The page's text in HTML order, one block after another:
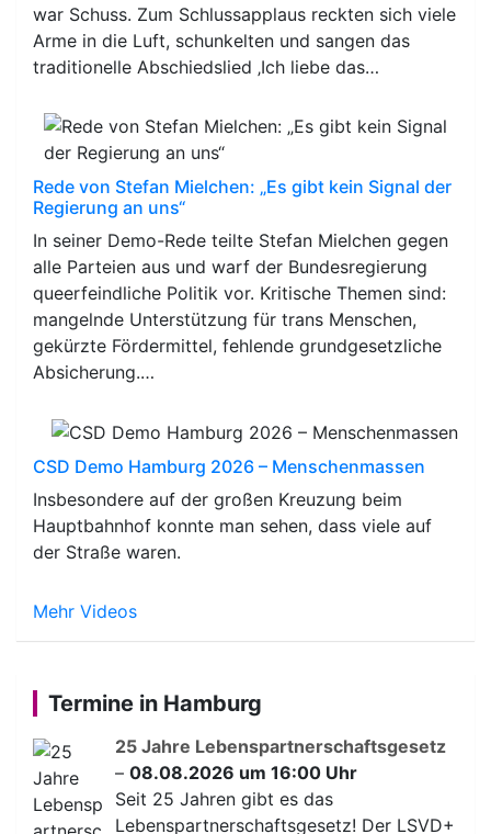
war Schuss. Zum Schlussapplaus reckten sich viele
Arme in die Luft, schunkelten und sangen das
traditionelle Abschiedslied ‚Ich liebe das…
Rede von Stefan Mielchen: „Es gibt kein Signal der
Regierung an uns“
In seiner Demo-Rede teilte Stefan Mielchen gegen
alle Parteien aus und warf der Bundesregierung
queerfeindliche Politik vor. Kritische Themen sind:
mangelnde Unterstützung für trans Menschen,
gekürzte Fördermittel, fehlende grundgesetzliche
Absicherung.…
CSD Demo Hamburg 2026 – Menschenmassen
Insbesondere auf der großen Kreuzung beim
Hauptbahnhof konnte man sehen, dass viele auf
der Straße waren.
Mehr Videos
Termine in Hamburg
25 Jahre Lebenspartnerschaftsgesetz
– 08.08.2026 um 16:00 Uhr
Seit 25 Jahren gibt es das
Lebenspartnerschaftsgesetz! Der LSVD+